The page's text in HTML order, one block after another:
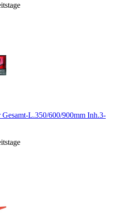
Gesamt-L.350/600/900mm Inh.3-